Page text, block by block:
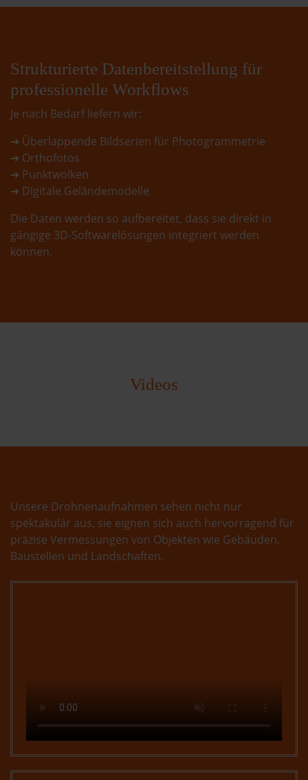
Strukturierte Datenbereitstellung für
professionelle Workflows
Je nach Bedarf liefern wir:
➔ Überlappende Bildserien für Photogrammetrie
➔ Orthofotos
➔ Punktwolken
➔ Digitale Geländemodelle
Die Daten werden so aufbereitet, dass sie direkt in
gängige 3D-Softwarelösungen integriert werden
können.
Videos
Unsere Drohnenaufnahmen sehen nicht nur
spektakulär aus, sie eignen sich auch hervorragend für
präzise Vermessungen von Objekten wie Gebäuden,
Baustellen und Landschaften.